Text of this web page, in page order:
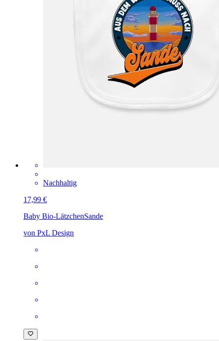
Nachhaltig
17,99 €
Baby Bio-LätzchenSande
von PxL Design